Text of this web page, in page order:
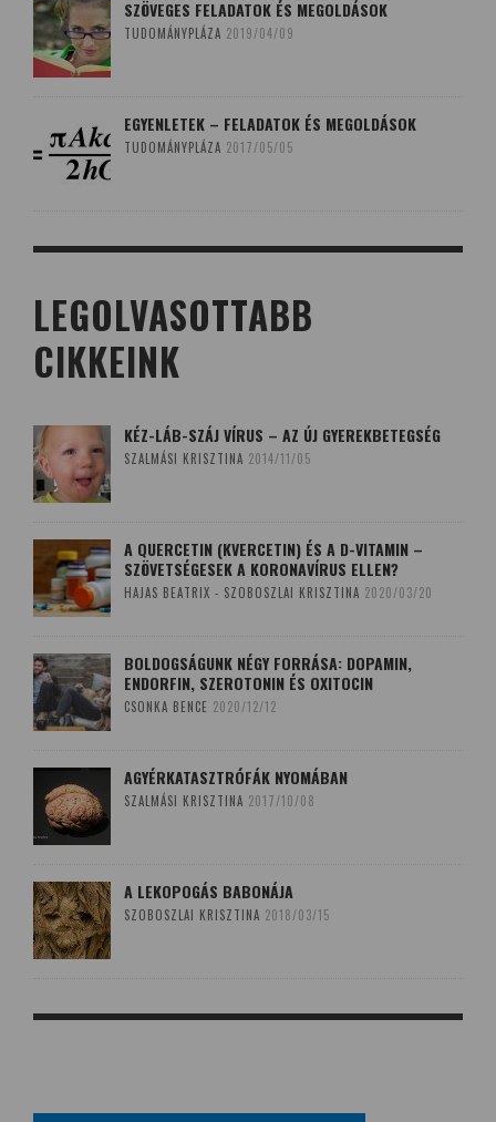
SZÖVEGES FELADATOK ÉS MEGOLDÁSOK
TUDOMÁNYPLÁZA 2019/04/09
EGYENLETEK – FELADATOK ÉS MEGOLDÁSOK
TUDOMÁNYPLÁZA 2017/05/05
LEGOLVASOTTABB
CIKKEINK
KÉZ-LÁB-SZÁJ VÍRUS – AZ ÚJ GYEREKBETEGSÉG
SZALMÁSI KRISZTINA 2014/11/05
A QUERCETIN (KVERCETIN) ÉS A D-VITAMIN –
SZÖVETSÉGESEK A KORONAVÍRUS ELLEN?
HAJAS BEATRIX - SZOBOSZLAI KRISZTINA 2020/03/20
BOLDOGSÁGUNK NÉGY FORRÁSA: DOPAMIN,
ENDORFIN, SZEROTONIN ÉS OXITOCIN
CSONKA BENCE 2020/12/12
AGYÉRKATASZTRÓFÁK NYOMÁBAN
SZALMÁSI KRISZTINA 2017/10/08
A LEKOPOGÁS BABONÁJA
SZOBOSZLAI KRISZTINA 2018/03/15